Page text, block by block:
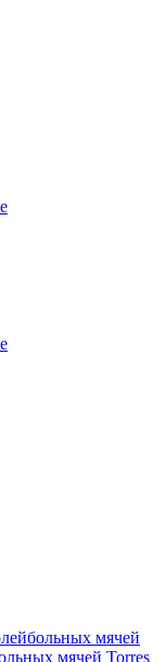
мячей
мячей Torres